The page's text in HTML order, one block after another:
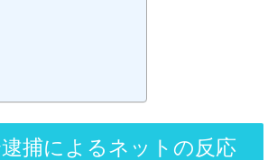
捕によるネットの反応